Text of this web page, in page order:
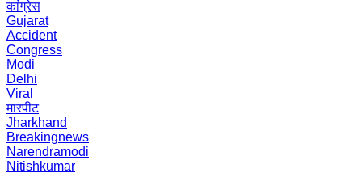
कांग्रेस
Gujarat
Accident
Congress
Modi
Delhi
Viral
मारपीट
Jharkhand
Breakingnews
Narendramodi
Nitishkumar